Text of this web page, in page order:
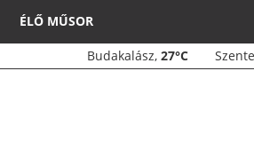
ÉLŐ MŰSOR
Budakalász, 27°C